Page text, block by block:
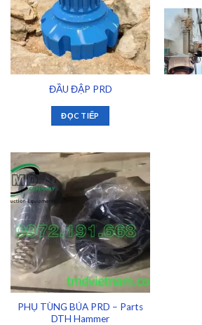
ĐẦU ĐẬP PRD
ĐỌC TIẾP
PHỤ TÙNG BÚA PRD – Parts
DTH Hammer